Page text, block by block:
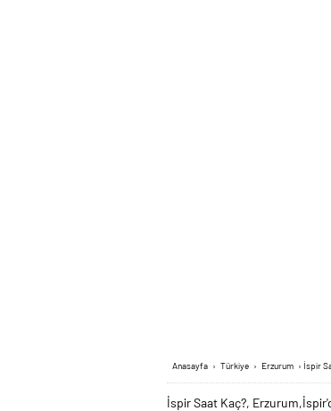
Anasayfa › Türkiye › Erzurum › İspir
İspir Saat Kaç?,